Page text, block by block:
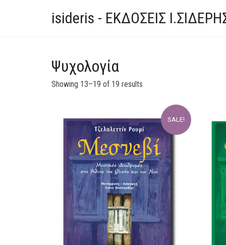
isideris - ΕΚΔΟΣΕΙΣ
Ψυχολογία
Showing 13–19 of 19 results
SALE!